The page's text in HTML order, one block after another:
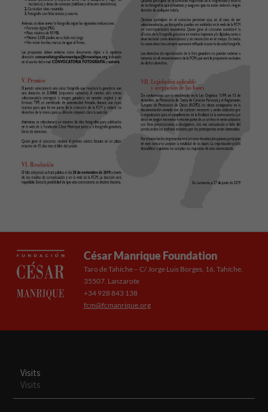
César Manrique Foundation
Taro de Tahíche – C/ Jorge Luis Borges, 16. Tahíche,
35507. Lanzarote
+34 928 843 138
fcm@fcmanrique.org
Visits
Visits